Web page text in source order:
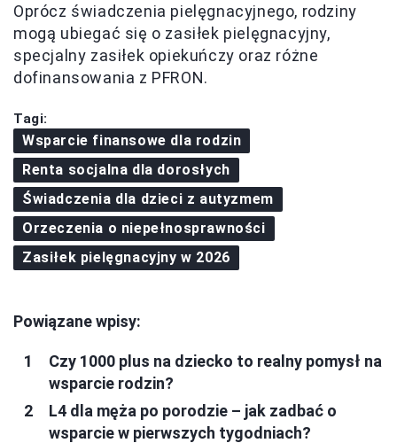
Oprócz świadczenia pielęgnacyjnego, rodziny
mogą ubiegać się o zasiłek pielęgnacyjny,
specjalny zasiłek opiekuńczy oraz różne
dofinansowania z PFRON.
Tagi:
Wsparcie finansowe dla rodzin
Renta socjalna dla dorosłych
Świadczenia dla dzieci z autyzmem
Orzeczenia o niepełnosprawności
Zasiłek pielęgnacyjny w 2026
Powiązane wpisy:
Czy 1000 plus na dziecko to realny pomysł na
wsparcie rodzin?
L4 dla męża po porodzie – jak zadbać o
wsparcie w pierwszych tygodniach?